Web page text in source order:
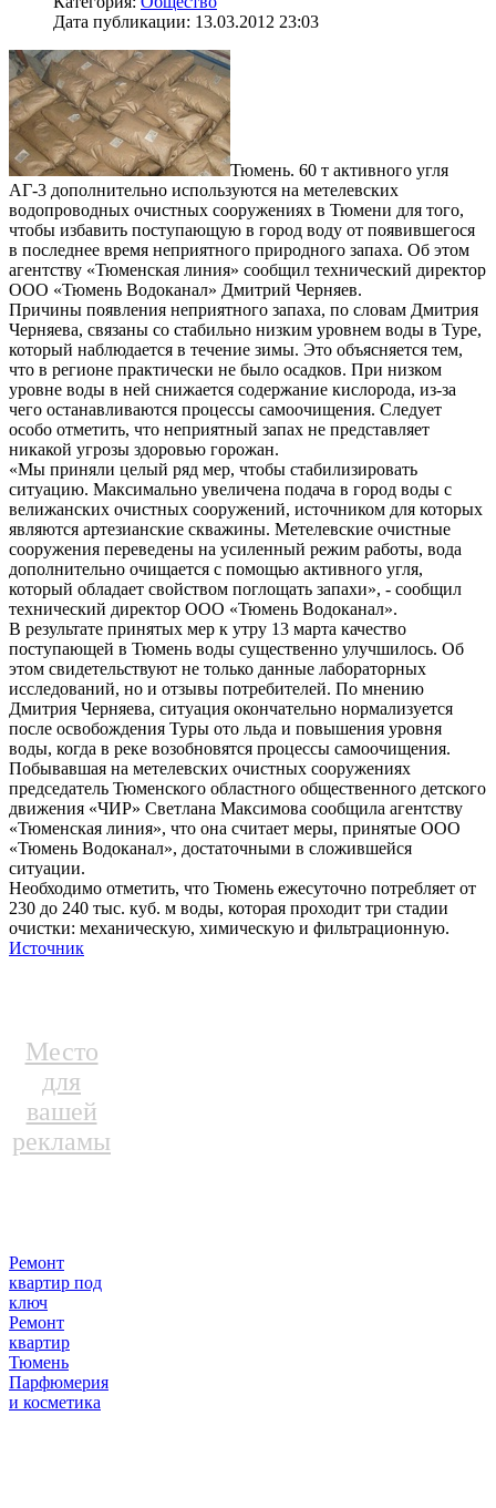
Дата публикации: 13.03.2012 23:03
Тюмень. 60 т активного угля
АГ-3 дополнительно используются на метелевских
водопроводных очистных сооружениях в Тюмени для того,
чтобы избавить поступающую в город воду от появившегося
в последнее время неприятного природного запаха. Об этом
агентству «Тюменская линия» сообщил технический директор
ООО «Тюмень Водоканал» Дмитрий Черняев.
Причины появления неприятного запаха, по словам Дмитрия
Черняева, связаны со стабильно низким уровнем воды в Туре,
который наблюдается в течение зимы. Это объясняется тем,
что в регионе практически не было осадков. При низком
уровне воды в ней снижается содержание кислорода, из-за
чего останавливаются процессы самоочищения. Следует
особо отметить, что неприятный запах не представляет
никакой угрозы здоровью горожан.
«Мы приняли целый ряд мер, чтобы стабилизировать
ситуацию. Максимально увеличена подача в город воды с
велижанских очистных сооружений, источником для которых
являются артезианские скважины. Метелевские очистные
сооружения переведены на усиленный режим работы, вода
дополнительно очищается с помощью активного угля,
который обладает свойством поглощать запахи», - сообщил
технический директор ООО «Тюмень Водоканал».
В результате принятых мер к утру 13 марта качество
поступающей в Тюмень воды существенно улучшилось. Об
этом свидетельствуют не только данные лабораторных
исследований, но и отзывы потребителей. По мнению
Дмитрия Черняева, ситуация окончательно нормализуется
после освобождения Туры ото льда и повышения уровня
воды, когда в реке возобновятся процессы самоочищения.
Побывавшая на метелевских очистных сооружениях
председатель Тюменского областного общественного детского
движения «ЧИР» Светлана Максимова сообщила агентству
«Тюменская линия», что она считает меры, принятые ООО
«Тюмень Водоканал», достаточными в сложившейся
ситуации.
Необходимо отметить, что Тюмень ежесуточно потребляет от
230 до 240 тыс. куб. м воды, которая проходит три стадии
очистки: механическую, химическую и фильтрационную.
Источник
Место
для
вашей
рекламы
Ремонт
квартир под
ключ
Ремонт
квартир
Тюмень
Парфюмерия
и косметика